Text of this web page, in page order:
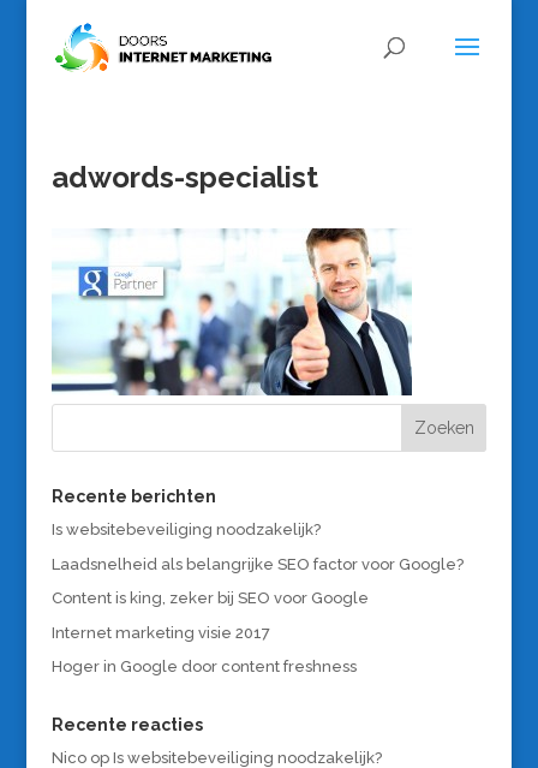
adwords-specialist
Recente berichten
Is websitebeveiliging noodzakelijk?
Laadsnelheid als belangrijke SEO factor voor Google?
Content is king, zeker bij SEO voor Google
Internet marketing visie 2017
Hoger in Google door content freshness
Recente reacties
Nicoop Is websitebeveiliging noodzakelijk?